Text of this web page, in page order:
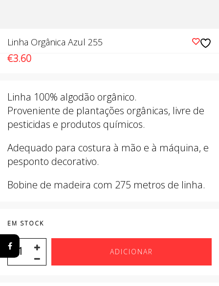
Linha Orgânica Azul 255
€3.60
Linha 100% algodão orgânico.
Proveniente de plantações orgânicas, livre de
pesticidas e produtos químicos.
Adequado para costura à mão e à máquina, e
pesponto decorativo.
Bobine de madeira com 275 metros de linha.
EM STOCK
ADICIONAR